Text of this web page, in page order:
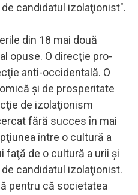
candidatul izolaţionist".
din 18 mai două
opuse. O direcţie pro-
anti-occidentală. O
şi de prosperitate
de izolaţionism
fără succes în mai
între o cultură a
faţă de o cultură a urii şi
candidatul izolaţionist.
pentru că societatea